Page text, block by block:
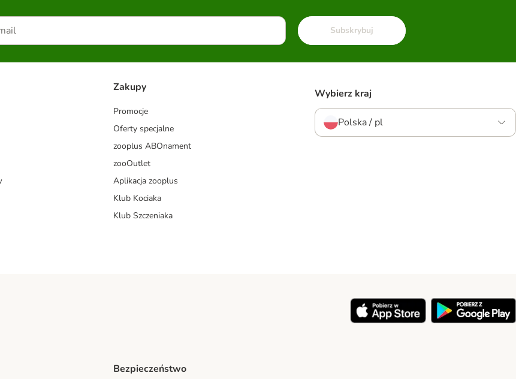
Subskrybuj
Zakupy
Promocje
Oferty specjalne
zooplus ABOnament
zooOutlet
Aplikacja zooplus
Klub Kociaka
Klub Szczeniaka
Wybierz kraj
Polska / pl
Bezpieczeństwo